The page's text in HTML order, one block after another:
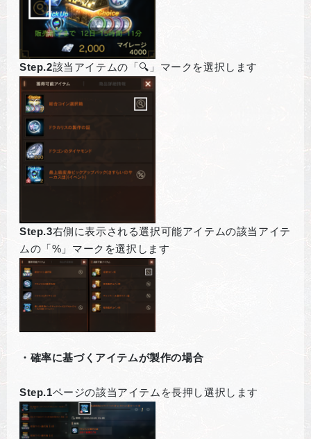
Step.2該当アイテムの「🔍」マークを選択します
Step.3右側に表示される選択可能アイテムの該当アイテ
ムの「%」マークを選択します
・確率に基づくアイテムが製作の場合
Step.1ページの該当アイテムを長押し選択します